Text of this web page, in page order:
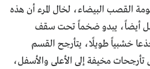
القصب البيضاء، لخال المرء أن هذه
أيضاً، يبدو ضخماً تحت سقف
خشبياً طويلًا، يتأرجح القسم
مخيفة إلى الأعلى والأسفل،